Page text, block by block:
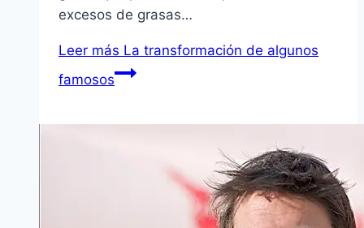
excesos de grasas…
Leer más La transformación de algunos
famosos